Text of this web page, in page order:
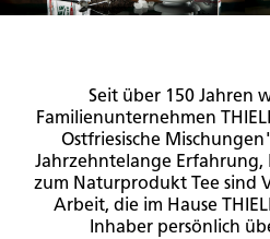
Seit über 150 Jahren
Familienunternehmen
Ostfriesische
Jahrzehntelange Erfahrung,
zum Naturprodukt Tee sind
Arbeit, die im Hause
Inhaber persönlich